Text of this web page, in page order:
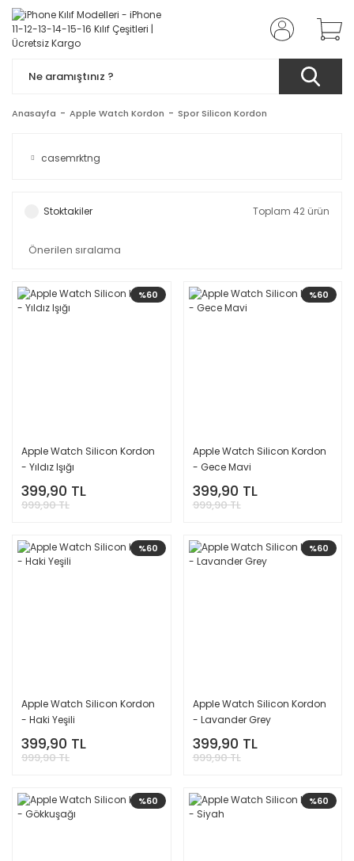
Anasayfa Apple Watch Kordon Spor Silicon Kordon
casemrktng
Stoktakiler Toplam 42 ürün
%60
Apple Watch Silicon Kordon
- Yıldız Işığı
399,90 TL
999,90 TL
%60
Apple Watch Silicon Kordon
- Gece Mavi
399,90 TL
999,90 TL
%60
Apple Watch Silicon Kordon
- Haki Yeşili
399,90 TL
999,90 TL
%60
Apple Watch Silicon Kordon
- Lavander Grey
399,90 TL
999,90 TL
%60 %60